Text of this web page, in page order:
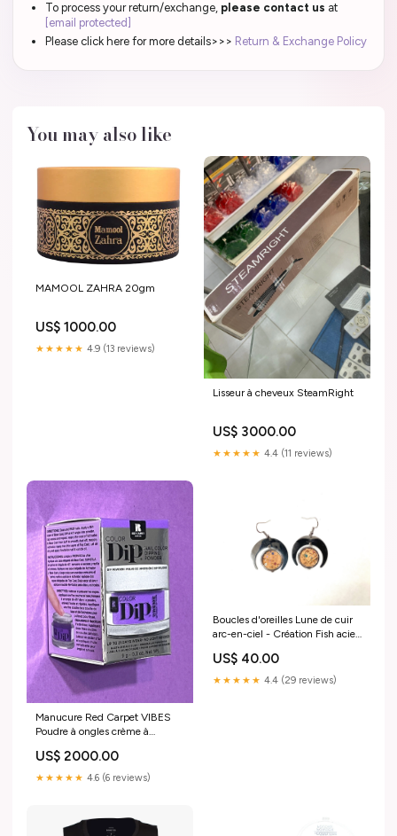
To process your return/exchange, please contact us at
[email protected]
Please click here for more details>>> Return & Exchange Policy
You may also like
MAMOOL ZAHRA 20gm
US$ 1000.00
★★★★★ 4.9 (13 reviews)
Lisseur à cheveux SteamRight
US$ 3000.00
★★★★★ 4.4 (11 reviews)
Manucure Red Carpet VIBES
Poudre à ongles crème à
US$ 2000.00
★★★★★ 4.6 (6 reviews)
Boucles d'oreilles Lune de cuir
arc-en-ciel - Création Fish acier
US$ 40.00
★★★★★ 4.4 (29 reviews)